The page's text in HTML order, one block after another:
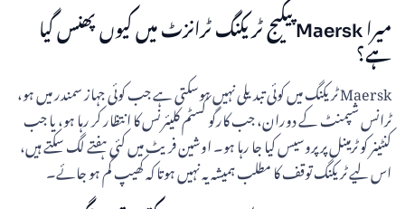
میرا Maersk پیکیج ٹریکنگ ٹرانزٹ میں کیوں پھنس گیا
ہے؟
Maersk ٹریکنگ میں کوئی تبدیلی نہیں ہوسکتی ہے جب کوئی جہاز سمندر میں ہو،
ٹرانس شپمنٹ کے دوران، جب کارگو کسٹم کلیئرنس کا انتظار کر رہا ہو، یا جب
کنٹینر کو ٹرمینل پر پروسیس کیا جا رہا ہو۔ اوشین فریٹ میں کئی ہفتے لگ سکتے ہیں،
اس لیے ٹریکنگ توقف کا مطلب ہمیشہ یہ نہیں ہوتا کہ کھیپ گم ہو جائے۔